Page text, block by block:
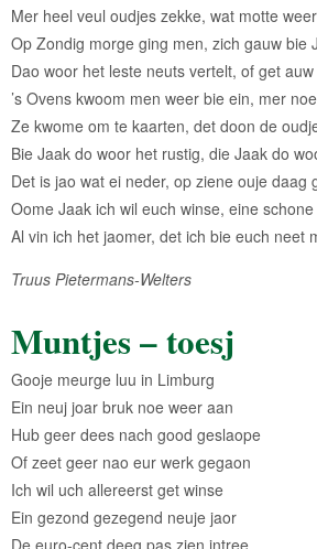
Mer heel veul oudjes zekke, wat motte
Op Zondig morge ging men, zich gauw bie
Dao woor het leste neuts vertelt, of get auw
’s Ovens kwoom men weer bie ein, mer
Ze kwome om te kaarten, det doon de
Bie Jaak do woor het rustig, die Jaak do
Det is jao wat ei neder, op ziene ouje daag
Oome Jaak ich wil euch winse, eine
Al vin ich het jaomer, det ich bie euch neet
Truus Pietermans-Welters
Muntjes – toesj
Gooje meurge luu in Limburg
Ein neuj joar bruk noe weer aan
Hub geer dees nach good geslaope
Of zeet geer nao eur werk gegaon
Ich wil uch allereerst get winse
Ein gezond gezegend neuje jaor
De euro-cent deeg pas zien intree